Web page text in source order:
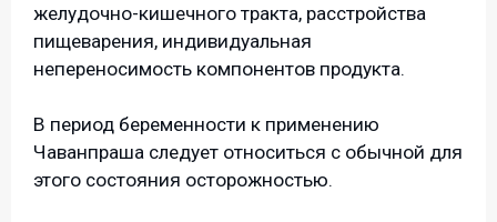
желудочно-кишечного тракта, расстройства
пищеварения, индивидуальная
непереносимость компонентов продукта.
В период беременности к применению
Чаванпраша следует относиться с обычной для
этого состояния осторожностью.